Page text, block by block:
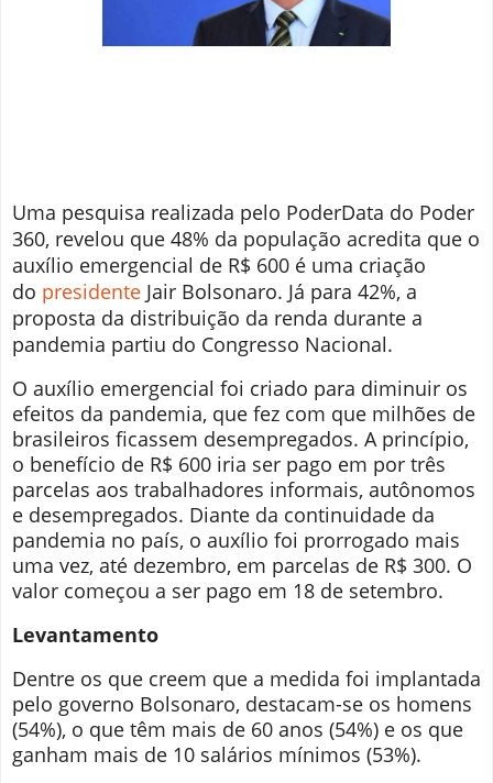
Uma pesquisa realizada pelo PoderData do Poder
360, revelou que 48% da população acredita que o
auxílio emergencial de R$ 600 é uma criação
do presidente Jair Bolsonaro. Já para 42%, a
proposta da distribuição da renda durante a
pandemia partiu do Congresso Nacional.
O auxílio emergencial foi criado para diminuir os
efeitos da pandemia, que fez com que milhões de
brasileiros ficassem desempregados. A princípio,
o benefício de R$ 600 iria ser pago em por três
parcelas aos trabalhadores informais, autônomos
e desempregados. Diante da continuidade da
pandemia no país, o auxílio foi prorrogado mais
uma vez, até dezembro, em parcelas de R$ 300. O
valor começou a ser pago em 18 de setembro.
Levantamento
Dentre os que creem que a medida foi implantada
pelo governo Bolsonaro, destacam-se os homens
(54%), o que têm mais de 60 anos (54%) e os que
ganham mais de 10 salários mínimos (53%).